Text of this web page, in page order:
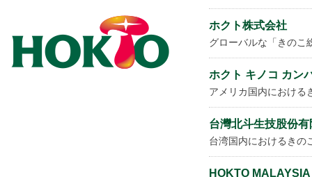
ホクト株式会社
グローバルな「きのこ
ホクト キノコ カン
アメリカ国内における
台灣北斗生技股份有
台湾国内におけるきの
HOKTO